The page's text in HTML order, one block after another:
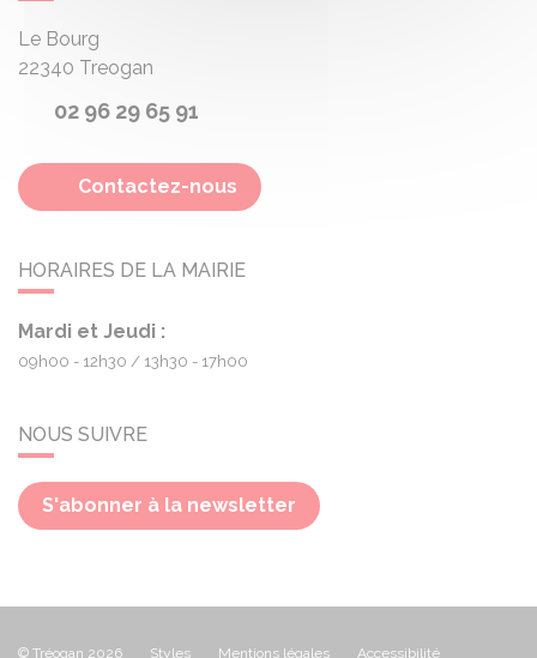
Le Bourg
22340 Treogan
02 96 29 65 91
Contactez-nous
HORAIRES DE LA MAIRIE
Mardi et Jeudi :
09h00 - 12h30 13h30 - 17h00
NOUS SUIVRE
S'abonner à la newsletter
© Tréogan 2026 Styles Mentions légales Accessibilité